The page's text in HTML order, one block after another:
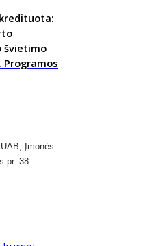
švietimo
Programos
Įmonės
pr. 38-